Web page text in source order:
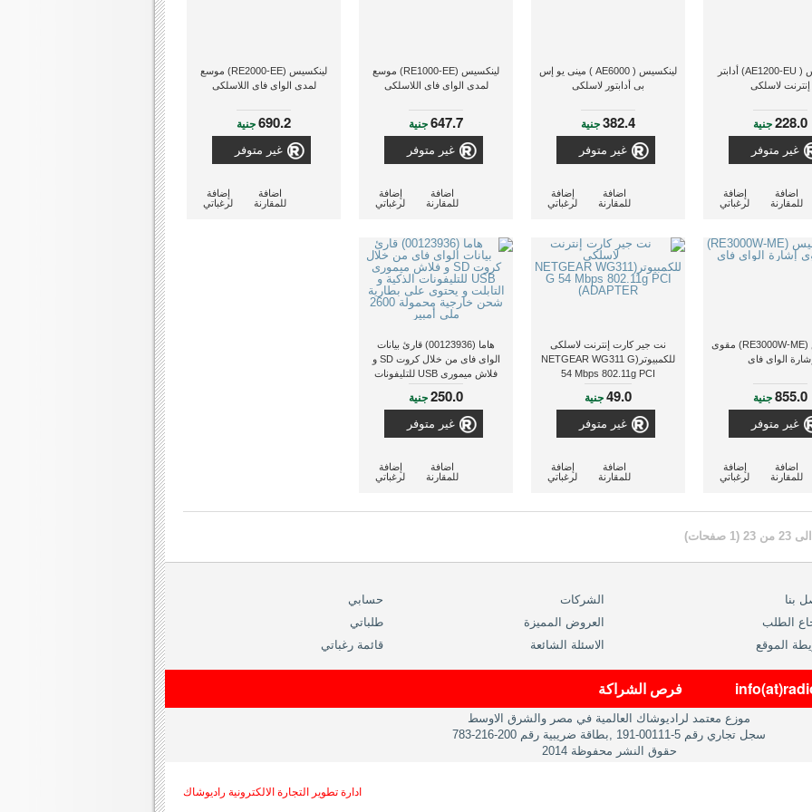
لينكسيس ( AE1200-EU) أدابتر
إنترنت لاسلكى
228.0جنية
غير متوفر
إضافة
لرغباتي
اضافة
للمقارنة
لينكسيس ( AE6000 ) مينى يو إس
بى أدابتور لاسلكى
382.4جنية
غير متوفر
إضافة
لرغباتي
اضافة
للمقارنة
لينكسيس (RE1000-EE) موسع
لمدى الواى فاى اللاسلكى
647.7جنية
غير متوفر
إضافة
لرغباتي
اضافة
للمقارنة
لينكسيس (RE2000-EE) موسع
لمدى الواى فاى اللاسلكى
690.2جنية
غير متوفر
إضافة
لرغباتي
اضافة
للمقارنة
لينكسيس (RE3000W-ME) مقوى
الواى فاى
855.0جنية
غير متوفر
إضافة
لرغباتي
اضافة
للمقارنة
نت جير كارت إنترنت لاسلكى
للكمبيوتر(NETGEAR WG311 G
54 Mbps 802.11g PCI
ADAPTER)
49.0جنية
غير متوفر
إضافة
لرغباتي
اضافة
للمقارنة
هاما (00123936) قارئ بيانات
الواى فاى من خلال كروت SD و
فلاش ميمورى USB للتليفونات
الذكية و التابلت و يحتوى على
250.0جنية
غير متوفر
إضافة
لرغباتي
اضافة
للمقارنة
بنا
الطلب
الموقع
الشركات
العروض المميزة
الاسئلة الشائعة
حسابي
طلباتي
قائمة رغباتي
فرص الشراكة
موزع معتمد لراديوشاك العالمية في مصر والشرق الاوسط
سجل تجاري رقم 5-00111-191 ,بطاقة ضريبية رقم 200-216-783
حقوق النشر محفوظة 2014
ادارة تطوير التجارة الالكترونية راديوشاك